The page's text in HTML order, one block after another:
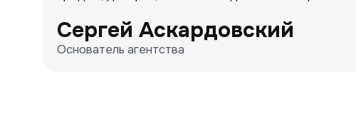
Сергей Аскардовский
Основатель агентства